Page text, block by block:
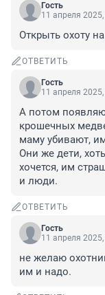
Гость
11 апреля
Открыть охоту
ОТВЕТИТЬ
Гость
11 апреля
А потом
крошечных
маму убивают,
Они же дети,
хочется, им
и люди.
ОТВЕТИТЬ
Гость
11 апреля
не желаю
им и надо.